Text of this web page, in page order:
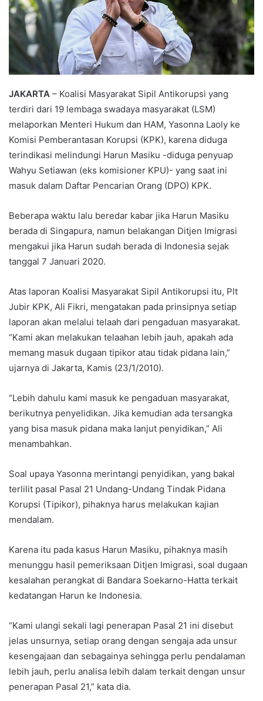
JAKARTA – Koalisi Masyarakat Sipil Antikorupsi yang
terdiri dari 19 lembaga swadaya masyarakat (LSM)
melaporkan Menteri Hukum dan HAM, Yasonna Laoly ke
Komisi Pemberantasan Korupsi (KPK), karena diduga
terindikasi melindungi Harun Masiku -diduga penyuap
Wahyu Setiawan (eks komisioner KPU)- yang saat ini
masuk dalam Daftar Pencarian Orang (DPO) KPK.
Beberapa waktu lalu beredar kabar jika Harun Masiku
berada di Singapura, namun belakangan Ditjen Imigrasi
mengakui jika Harun sudah berada di Indonesia sejak
tanggal 7 Januari 2020.
Atas laporan Koalisi Masyarakat Sipil Antikorupsi itu, Plt
Jubir KPK, Ali Fikri, mengatakan pada prinsipnya setiap
laporan akan melalui telaah dari pengaduan masyarakat.
“Kami akan melakukan telaahan lebih jauh, apakah ada
memang masuk dugaan tipikor atau tidak pidana lain,”
ujarnya di Jakarta, Kamis (23/1/2010).
“Lebih dahulu kami masuk ke pengaduan masyarakat,
berikutnya penyelidikan. Jika kemudian ada tersangka
yang bisa masuk pidana maka lanjut penyidikan,” Ali
menambahkan.
Soal upaya Yasonna merintangi penyidikan, yang bakal
terlilit pasal Pasal 21 Undang-Undang Tindak Pidana
Korupsi (Tipikor), pihaknya harus melakukan kajian
mendalam.
Karena itu pada kasus Harun Masiku, pihaknya masih
menunggu hasil pemeriksaan Ditjen Imigrasi, soal dugaan
kesalahan perangkat di Bandara Soekarno-Hatta terkait
kedatangan Harun ke Indonesia.
“Kami ulangi sekali lagi penerapan Pasal 21 ini disebut
jelas unsurnya, setiap orang dengan sengaja ada unsur
kesengajaan dan sebagainya sehingga perlu pendalaman
lebih jauh, perlu analisa lebih dalam terkait dengan unsur
penerapan Pasal 21,” kata dia.